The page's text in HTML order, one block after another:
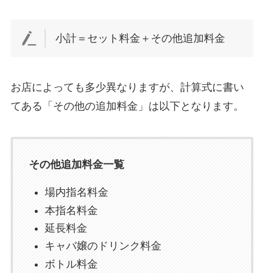
小計＝セット料金＋その他追加料金
お店によっても多少異なりますが、計算式に書い
てある「その他の追加料金」は以下となります。
その他追加料金一覧
場内指名料金
本指名料金
延長料金
キャバ嬢のドリンク料金
ボトル料金